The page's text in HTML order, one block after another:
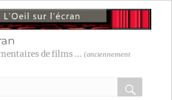
de films ... (anciennement